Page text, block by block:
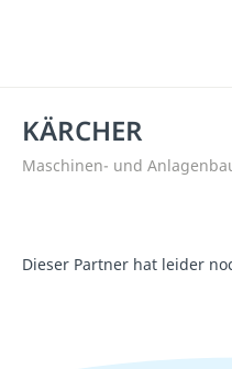
KÄRCHER
Maschinen- und
Dieser Partner hat leider